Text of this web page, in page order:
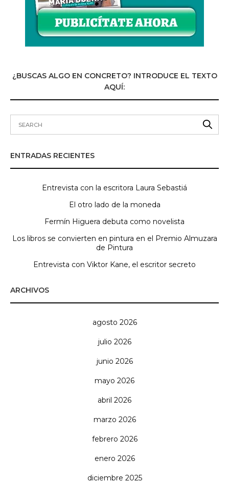
¿BUSCAS ALGO EN CONCRETO? INTRODUCE EL TEXTO
AQUÍ:
ENTRADAS RECIENTES
Entrevista con la escritora Laura Sebastiá
El otro lado de la moneda
Fermín Higuera debuta como novelista
Los libros se convierten en pintura en el Premio Almuzara
de Pintura
Entrevista con Viktor Kane, el escritor secreto
ARCHIVOS
agosto 2026
julio 2026
junio 2026
mayo 2026
abril 2026
marzo 2026
febrero 2026
enero 2026
diciembre 2025